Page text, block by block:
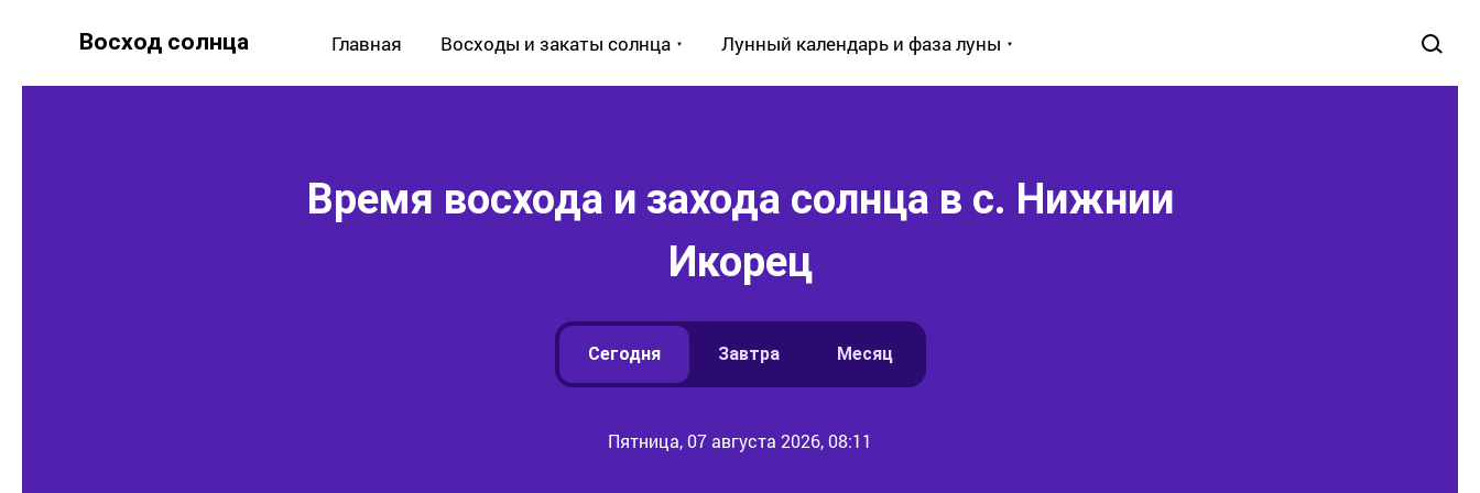
Восход солнца Главная Восходы и закаты солнца Лунный календарь и фаза луны
Время восхода и захода солнца в с. Нижнии
Икорец
Сегодня Завтра Месяц
Пятница, 07 августа 2026, 08:11